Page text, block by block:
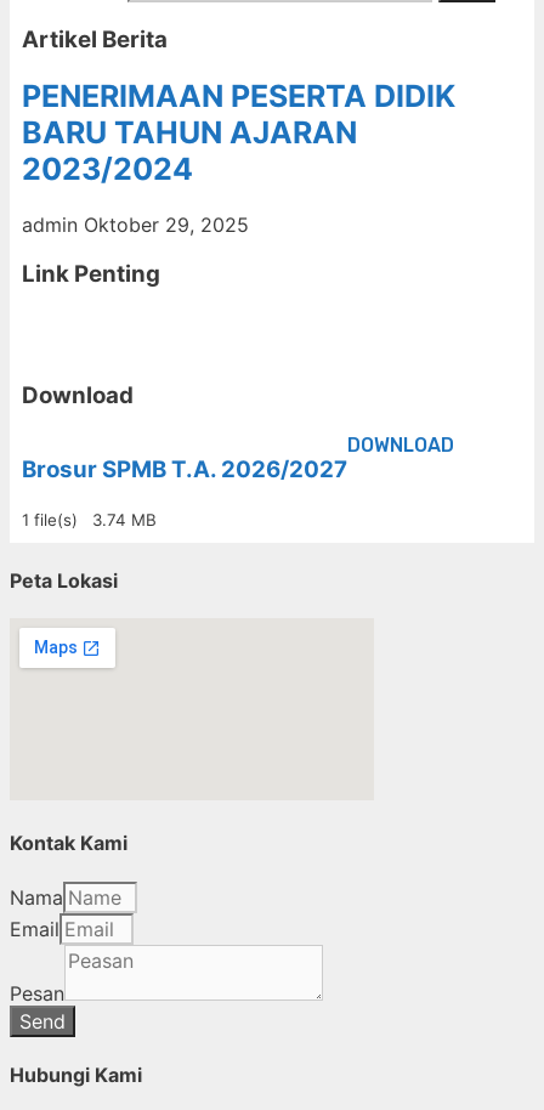
Artikel Berita
PENERIMAAN PESERTA DIDIK
BARU TAHUN AJARAN
2023/2024
admin Oktober 29, 2025
Link Penting
Download
Brosur SPMB T.A. 2026/2027
1 file(s) 3.74 MB
DOWNLOAD
Peta Lokasi
Kontak Kami
Nama
Email
Pesan
Send
Hubungi Kami